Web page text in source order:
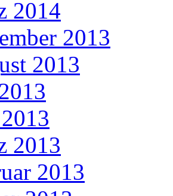
2014
2013
2013
2013
2013